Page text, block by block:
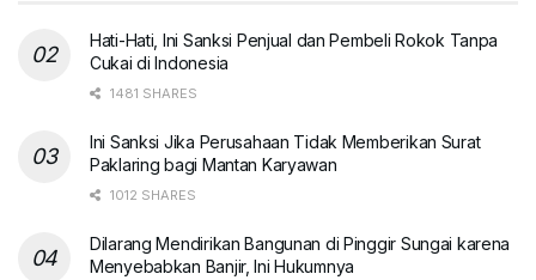
Hati-Hati, Ini Sanksi Penjual dan Pembeli Rokok Tanpa
Cukai di Indonesia
1481 SHARES
Ini Sanksi Jika Perusahaan Tidak Memberikan Surat
Paklaring bagi Mantan Karyawan
1012 SHARES
Dilarang Mendirikan Bangunan di Pinggir Sungai karena
Menyebabkan Banjir, Ini Hukumnya